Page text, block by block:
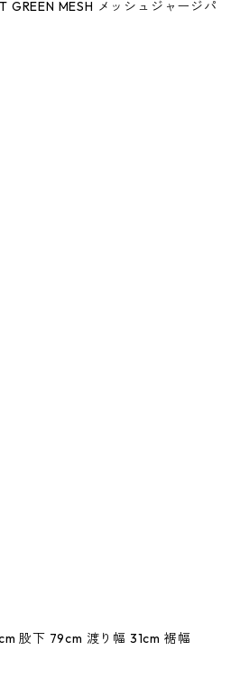
GREEN MESH メッシュジャージパ
股下 79cm 渡り幅 31cm 裾幅